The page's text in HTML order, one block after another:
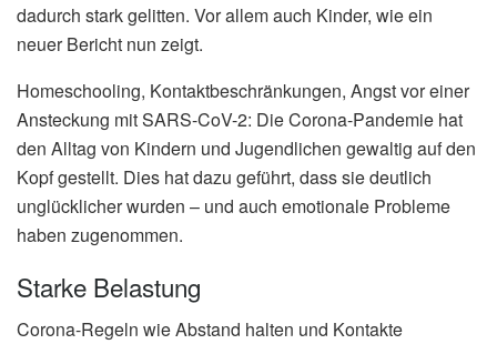
dadurch stark gelitten. Vor allem auch Kinder, wie ein
neuer Bericht nun zeigt.
Homeschooling, Kontaktbeschränkungen, Angst vor einer
Ansteckung mit SARS-CoV-2: Die Corona-Pandemie hat
den Alltag von Kindern und Jugendlichen gewaltig auf den
Kopf gestellt. Dies hat dazu geführt, dass sie deutlich
unglücklicher wurden – und auch emotionale Probleme
haben zugenommen.
Starke Belastung
Corona-Regeln wie Abstand halten und Kontakte